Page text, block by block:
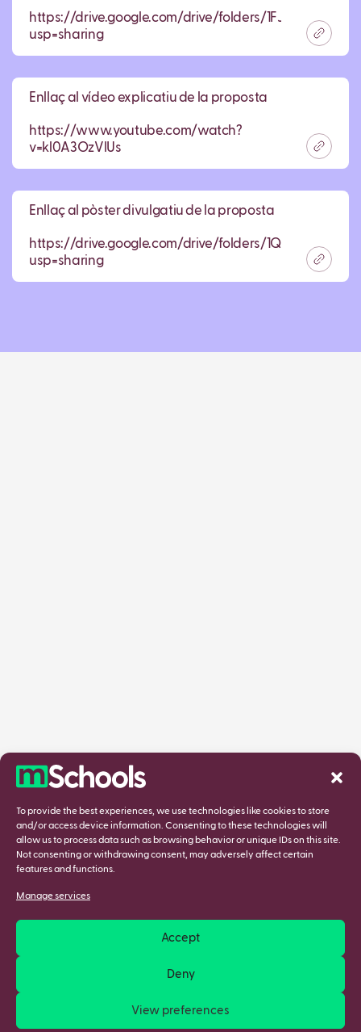
To provide the best experiences, we use technologies like cookies to store
and/or access device information. Consenting to these technologies will
allow us to process data such as browsing behavior or unique IDs on this site.
Not consenting or withdrawing consent, may adversely affect certain
features and functions.
Manage services
Accept
Deny
View preferences
https://drive.google.com/drive/folders/
usp=sharing
Enllaç al vídeo explicatiu de la proposta
https://www.youtube.com/watch?
v=kl0A3OzVlUs
Enllaç al pòster divulgatiu de la proposta
https://drive.google.com/drive/folders/
usp=sharing